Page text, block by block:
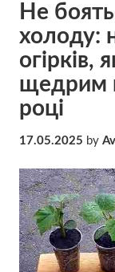
Не
холоду:
огірків,
щедрим
році
17.05.2025 by